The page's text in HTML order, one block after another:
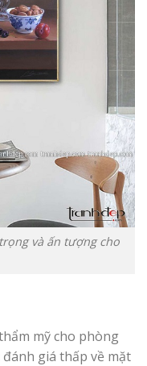
và ấn tượng cho
mỹ cho phòng
giá thấp về mặt